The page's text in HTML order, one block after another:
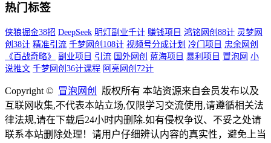
热门标签
侠狼掘金38招 DeepSeek 明灯副业千计 赚钱项目 鸿铭网创88计 灵梦网
创38计 精准引流 千梦网创108计 视频号分成计划 冷门项目 忠余网创
《百战奇略》
副业项目 引流 国外网创 蓝海项目 暴利项目 冒泡网 小
说推文 千梦网创36计课程 阿亮网创72计
Copyright © 冒泡网创
版权所有 本站资源来自会员发布以及
互联网收集,不代表本站立场,仅限学习交流使用,请遵循相关法
律法规,请在下载后24小时内删除.如有侵权争议、不妥之处请
联系本站删除处理！请用户仔细辨认内容的真实性，避免上当